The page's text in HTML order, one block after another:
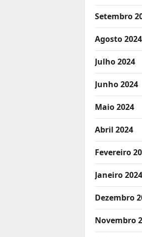
Setembro
Agosto 2024
Julho 2024
Junho 2024
Maio 2024
Abril 2024
Fevereiro
Janeiro 2024
Dezembro
Novembro